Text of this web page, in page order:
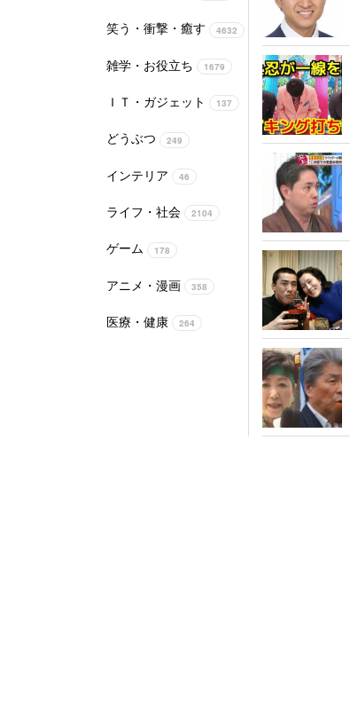
笑う・衝撃・癒す 4632
雑学・お役立ち 1679
ＩＴ・ガジェット 137
どうぶつ 249
インテリア 46
ライフ・社会 2104
ゲーム 178
アニメ・漫画 358
医療・健康 264